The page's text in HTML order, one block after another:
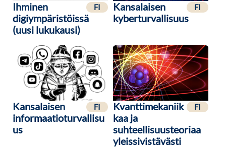
FI
Ihminen
digiympäristöissä
(uusi lukukausi)
FI
Kansalaisen
kyberturvallisuus
FI
Kansalaisen
informaatioturvallisu
us
FI
Kvanttimekaniik
kaa ja
suhteellisuusteoriaa
yleissivistävästi